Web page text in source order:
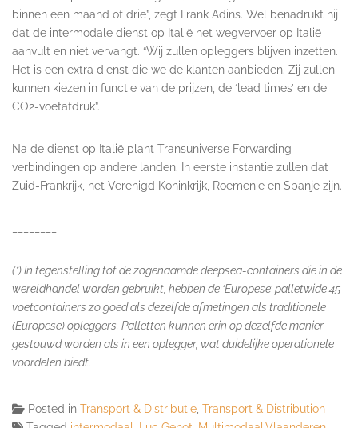
binnen een maand of drie”, zegt Frank Adins. Wel benadrukt hij
dat de intermodale dienst op Italië het wegvervoer op Italië
aanvult en niet vervangt. “Wij zullen opleggers blijven inzetten.
Het is een extra dienst die we de klanten aanbieden. Zij zullen
kunnen kiezen in functie van de prijzen, de ‘lead times’ en de
CO2-voetafdruk”.
Na de dienst op Italië plant Transuniverse Forwarding
verbindingen op andere landen. In eerste instantie zullen dat
Zuid-Frankrijk, het Verenigd Koninkrijk, Roemenië en Spanje zijn.
(*) In tegenstelling tot de zogenaamde deepsea-containers die in de
wereldhandel worden gebruikt, hebben de ‘Europese’ palletwide 45
voetcontainers zo goed als dezelfde afmetingen als traditionele
(Europese) opleggers. Palletten kunnen erin op dezelfde manier
gestouwd worden als in een oplegger, wat duidelijke operationele
voordelen biedt.
Posted in Transport & Distributie Transport & Distribution